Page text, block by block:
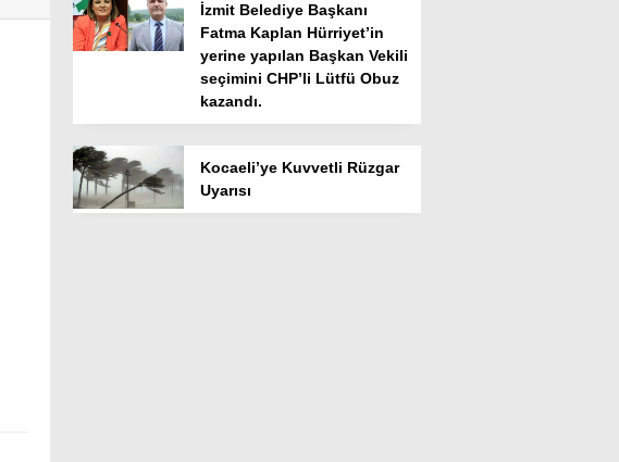
İzmit Belediye Başkanı
Fatma Kaplan Hürriyet’in
yerine yapılan Başkan Vekili
seçimini CHP’li Lütfü Obuz
kazandı.
Kocaeli’ye Kuvvetli Rüzgar
Uyarısı